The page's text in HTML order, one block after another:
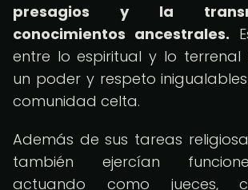
presagios y la
conocimientos ancestrales.
entre lo espiritual y lo
un poder y respeto
comunidad celta.
Además de sus tareas
también ejercían
actuando como jueces,